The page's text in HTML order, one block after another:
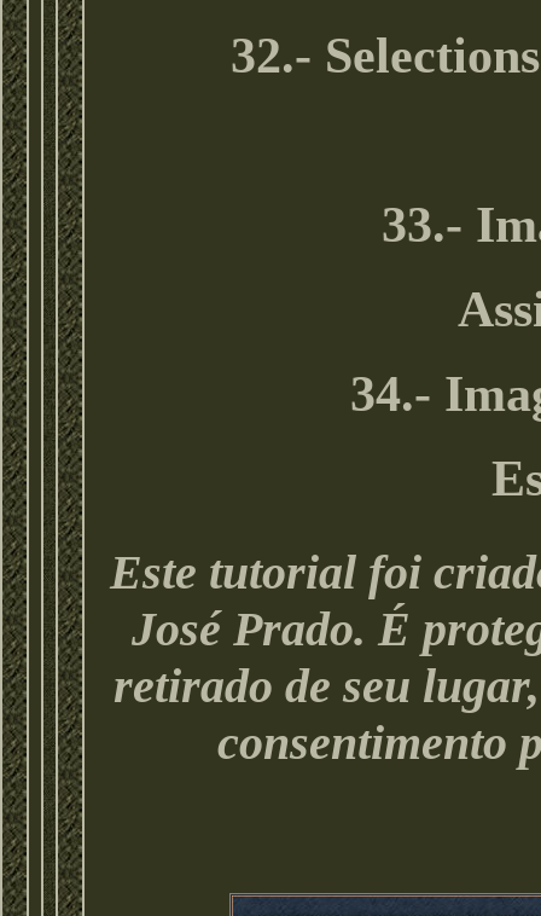
32.-
33.-
34.-
Este tutorial foi
José Prado. É
retirado de seu
consentimento